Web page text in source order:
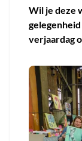
Wil je deze
verjaardag